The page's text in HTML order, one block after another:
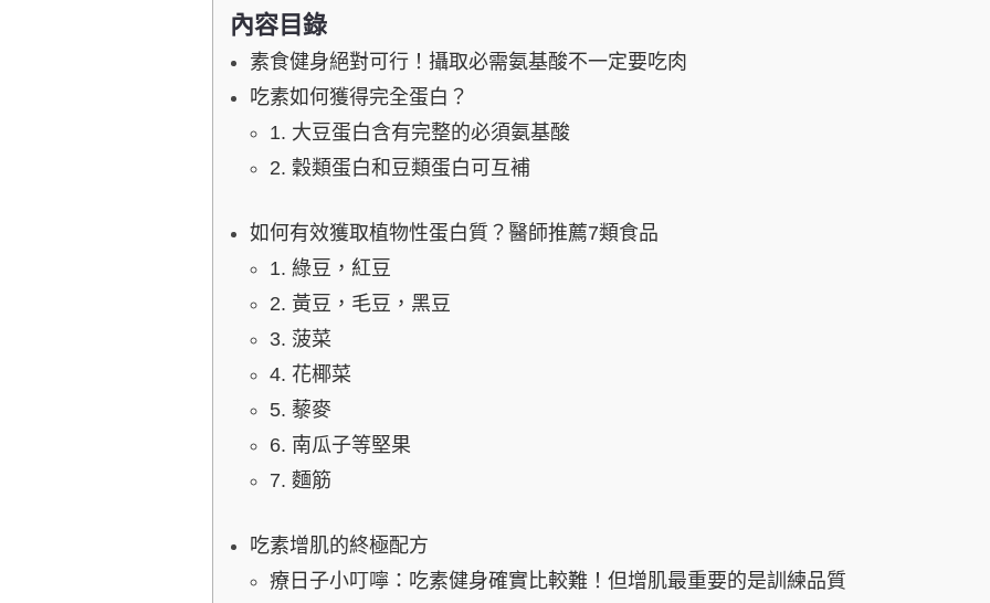
內容目錄
素食健身絕對可行！攝取必需氨基酸不一定要吃肉
吃素如何獲得完全蛋白？
1. 大豆蛋白含有完整的必須氨基酸
2. 穀類蛋白和豆類蛋白可互補
如何有效獲取植物性蛋白質？醫師推薦7類食品
1. 綠豆，紅豆
2. 黃豆，毛豆，黑豆
3. 菠菜
4. 花椰菜
5. 藜麥
6. 南瓜子等堅果
7. 麵筋
吃素增肌的終極配方
療日子小叮嚀：吃素健身確實比較難！但增肌最重要的是訓練品質